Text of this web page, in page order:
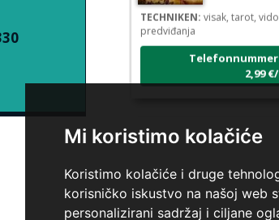
Mi koristimo kolačiće
Koristimo kolačiće i druge
korisničko iskustvo na našoj web
personalizirani sadržaj i ciljane
TECHNIKEN:visak, tarot,
predviđanja
Telefonnummer:
2,99
VANESA/ Pin
Der
TECHNIKEN: tarot